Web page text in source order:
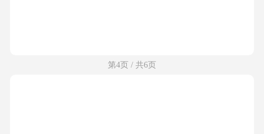
第4页 / 共6页